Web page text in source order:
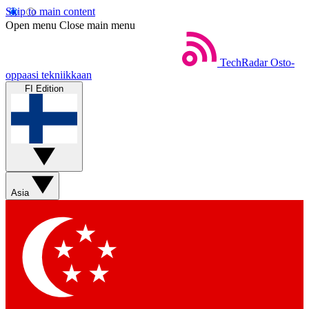
Skip to main content
Open menu Close main menu
TechRadar Osto-
oppaasi tekniikkaan
FI Edition
Asia